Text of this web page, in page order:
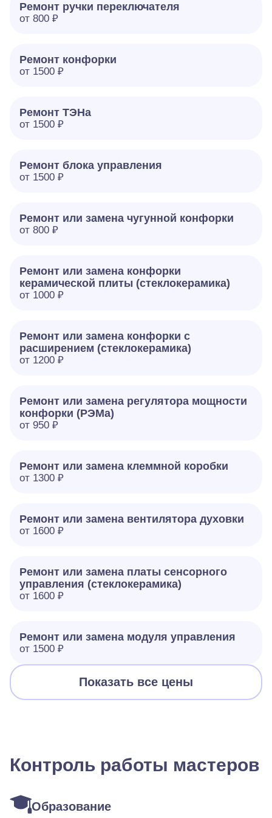
Ремонт ручки переключателя
от 800 ₽
Ремонт конфорки
от 1500 ₽
Ремонт ТЭНа
от 1500 ₽
Ремонт блока управления
от 1500 ₽
Ремонт или замена чугунной конфорки
от 800 ₽
Ремонт или замена конфорки
керамической плиты (стеклокерамика)
от 1000 ₽
Ремонт или замена конфорки с
расширением (стеклокерамика)
от 1200 ₽
Ремонт или замена регулятора мощности
конфорки (РЭМа)
от 950 ₽
Ремонт или замена клеммной коробки
от 1300 ₽
Ремонт или замена вентилятора духовки
от 1600 ₽
Ремонт или замена платы сенсорного
управления (стеклокерамика)
от 1600 ₽
Ремонт или замена модуля управления
от 1500 ₽
Показать все цены
Контроль работы мастеров
Образование